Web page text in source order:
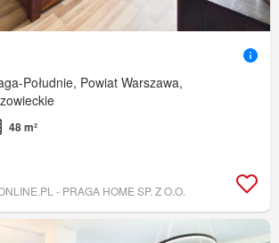
Południe, Powiat Warszawa,
48 m²
- PRAGA HOME SP. Z O.O.